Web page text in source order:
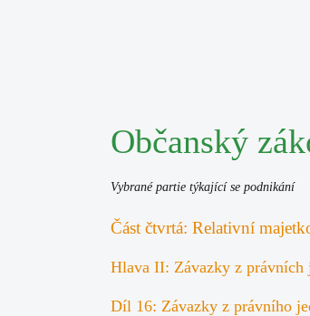
Občanský
Vybrané partie týkající se podnikání
Část čtvrtá: Relativní
Hlava II: Závazky z právních
Díl 16: Závazky z právního